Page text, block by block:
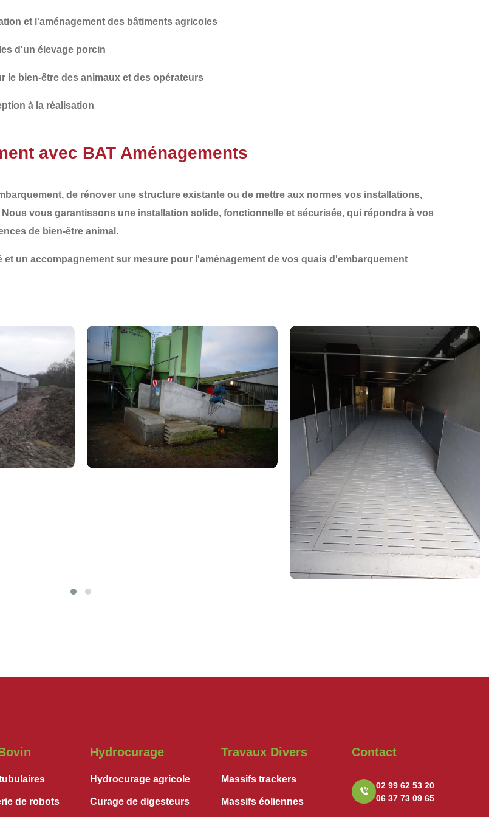
et l'aménagement des bâtiments agricoles
d'un élevage porcin
le bien-être des animaux et des opérateurs
à la réalisation
avec BAT Aménagements
, de rénover une structure existante ou de mettre aux normes vos installations,
vous garantissons une installation solide, fonctionnelle et sécurisée, qui répondra à vos
de bien-être animal.
un accompagnement sur mesure pour l'aménagement de vos quais d'embarquement
de robots
Hydrocurage
Hydrocurage agricole
Curage de digesteurs
Travaux Divers
Massifs trackers
Massifs éoliennes
Contact
02 99 62 53 20
06 37 73 09 65